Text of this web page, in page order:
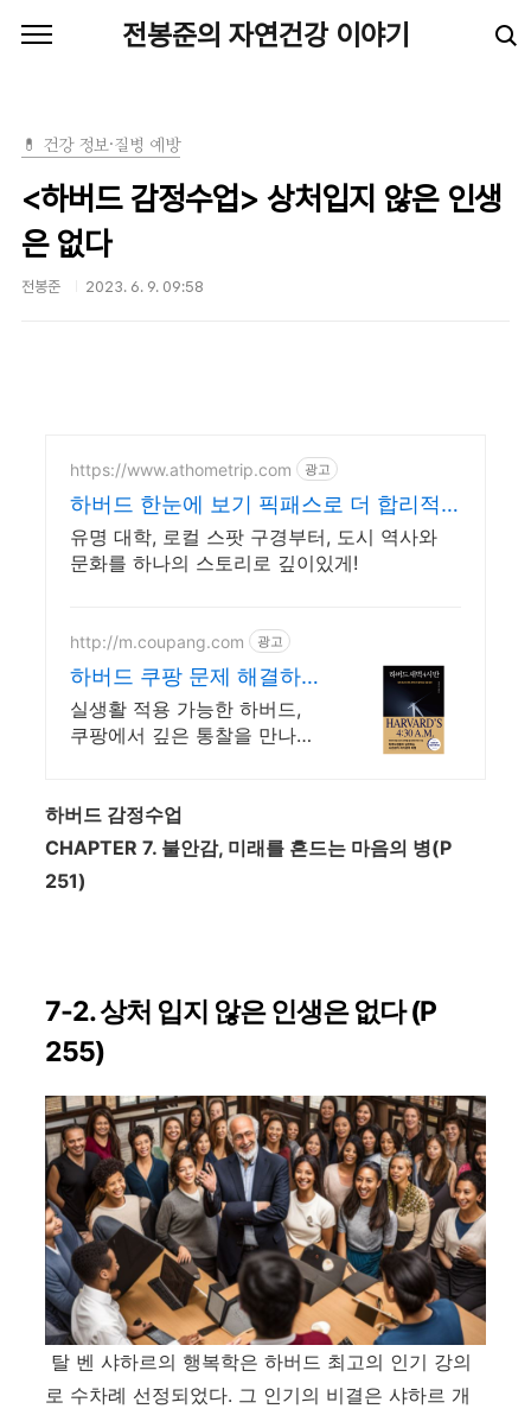
전봉준의 자연건강 이야기
💊 건강 정보·질병 예방
<하버드 감정수업> 상처입지 않은 인생
은 없다
전봉준 2023. 6. 9. 09:58
https://www.athometrip.com 광고
하버드 한눈에 보기 픽패스로 더 합리적
으로
유명 대학, 로컬 스팟 구경부터, 도시 역사와
문화를 하나의 스토리로 깊이있게!
http://m.coupang.com 광고
하버드 쿠팡 문제 해결하
는 지혜 발견
실생활 적용 가능한 하버드,
쿠팡에서 깊은 통찰을 만나세
하버드 감정수업
CHAPTER 7. 불안감, 미래를 흔드는 마음의 병(P
251)
7-2. 상처 입지 않은 인생은 없다(P
255)
탈 벤 샤하르의 행복학은 하버드 최고의 인기 강의
로 수차례 선정되었다. 그 인기의 비결은 샤하르 개